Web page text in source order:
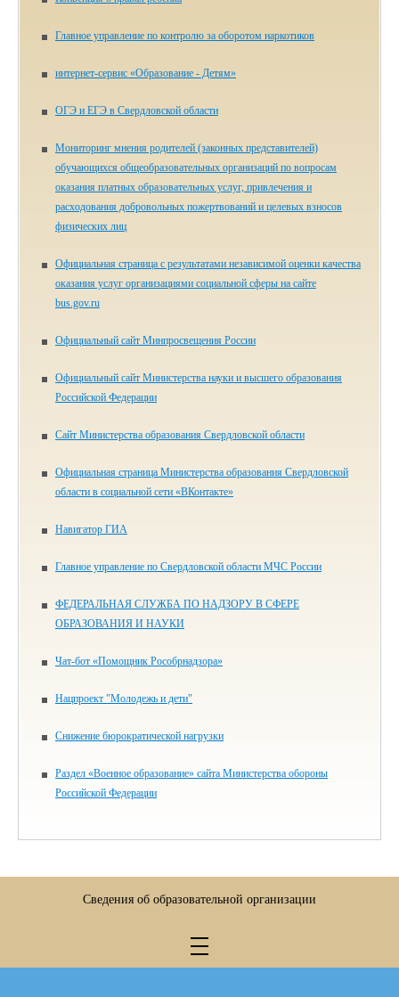
Главное управление по контролю за оборотом наркотиков
ин­тер­нет-сер­вис «Об­ра­зо­ва­ние - Де­тям»
ОГЭ и ЕГЭ в Свердловской области
Мониторинг мнения родителей (законных представителей)
обучающихся общеобразовательных организаций по вопросам
оказания платных образовательных услуг, привлечения и
расходования добровольных пожертвований и целевых взносов
физических лиц
Официальная страница с результатами независимой оценки качества
оказания услуг организациями социальной сферы на сайте
bus.gov.ru
Официальный сайт Минпросвещения России
Официальный сайт Министерства науки и высшего образования
Российской Федерации
Сайт Министерства образования Свердловской области
Официальная страница Министерства образования Свердловской
области в социальной сети «ВКонтакте»
Навигатор ГИА
Главное управление по Свердловской области МЧС России
ФЕДЕРАЛЬНАЯ СЛУЖБА ПО НАДЗОРУ В СФЕРЕ
ОБРАЗОВАНИЯ И НАУКИ
Чат-бот «Помощник Рособрнадзора»
Нацпроект "Молодежь и дети"
Снижение бюрократической нагрузки
Раздел «Военное образование» сайта Министерства обороны
Российской Федерации
Сведения об образовательной организации